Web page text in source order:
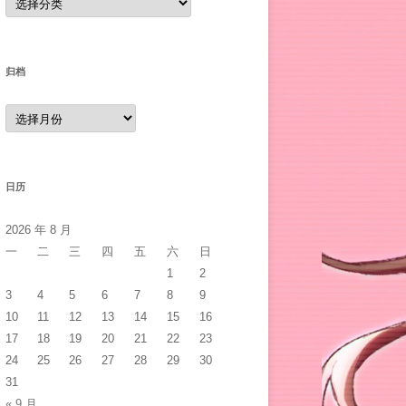
类
归档
归
档
日历
2026 年 8 月
一
二 三 四 五 六
日
1
2
3
4 5 6 7 8
9
10
11 12 13 14 15
16
17
18 19 20 21 22
23
24
25 26 27 28 29
30
31